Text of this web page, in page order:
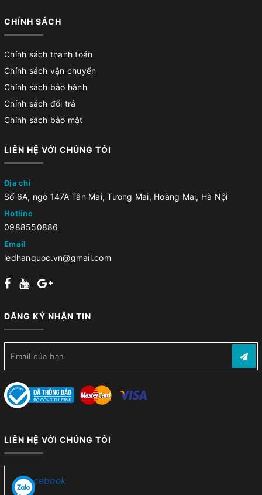
CHÍNH SÁCH
Chính sách thanh toán
Chính sách vận chuyển
Chính sách bảo hành
Chính sách đổi trả
Chính sách bảo mật
LIÊN HỆ VỚI CHÚNG TÔI
Địa chỉ
Số 6A, ngõ 147A Tân Mai, Tương Mai, Hoàng Mai, Hà Nội
Hotline
0988550886
Email
ledhanquoc.vn@gmail.com
ĐĂNG KÝ NHẬN TIN
LIÊN HỆ VỚI CHÚNG TÔI
Facebook